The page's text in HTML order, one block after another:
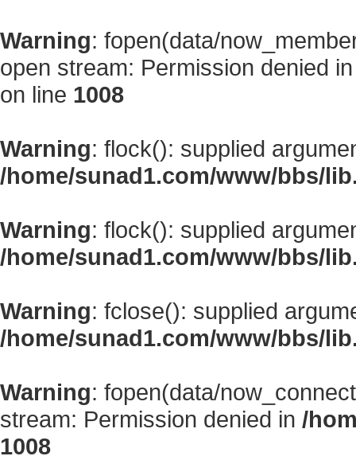
Warning: fopen(data/
open stream: Permission denied
on line 1008
Warning: flock(): supplied
/home/sunad1.com/www/bbs/
Warning: flock(): supplied
/home/sunad1.com/www/bbs/
Warning: fclose(): supplied
/home/sunad1.com/www/bbs/
Warning: fopen(data/
stream: Permission denied in /
1008